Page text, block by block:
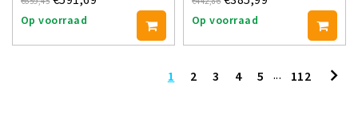
Op voorraad Op voorraad
1 2 3 4 5 ... 112